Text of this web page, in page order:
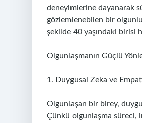
deneyimlerine dayanarak
gözlemlenebilen bir
şekilde 40 yaşındaki birisi
Olgunlaşmanın Güçlü
1. Duygusal Zeka ve
Olgunlaşan bir birey,
Çünkü olgunlaşma süreci,